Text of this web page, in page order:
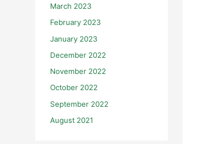
March 2023
February 2023
January 2023
December 2022
November 2022
October 2022
September 2022
August 2021